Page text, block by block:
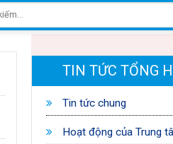
TIN TỨC TỔNG
Tin tức chung
Hoạt động của Trung